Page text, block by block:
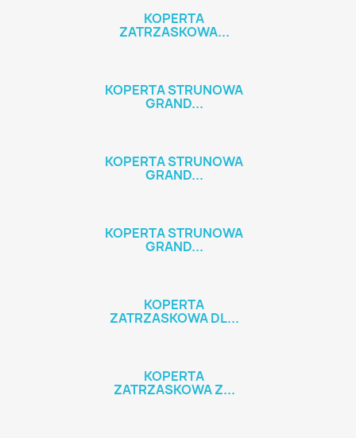
KOPERTA
ZATRZASKOWA...
KOPERTA STRUNOWA
GRAND...
KOPERTA STRUNOWA
GRAND...
KOPERTA STRUNOWA
GRAND...
KOPERTA
ZATRZASKOWA DL...
KOPERTA
ZATRZASKOWA Z...